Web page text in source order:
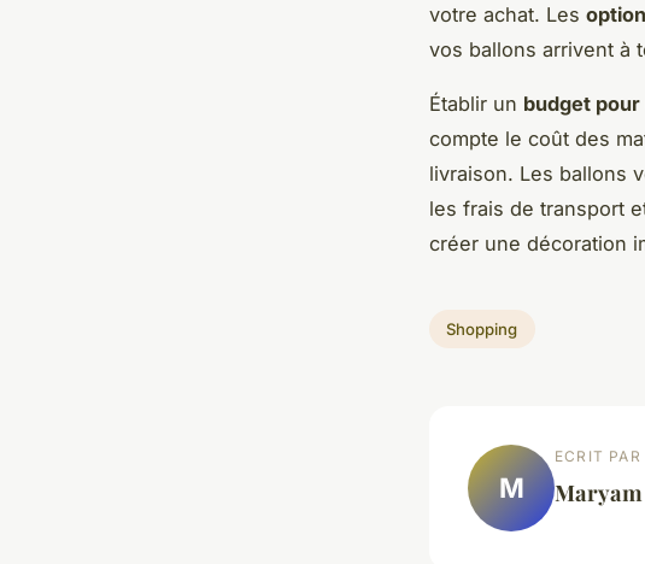
votre achat. Les
vos ballons arrivent à
Établir un budget
compte le coût des
livraison. Les ballons
les frais de transport
créer une décoration
Shopping
M
ECRIT PAR
Maryam